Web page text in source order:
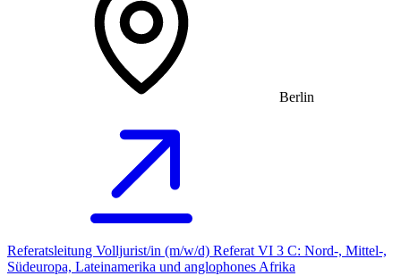
Berlin
Referatsleitung Volljurist/in (m/w/d) Referat VI 3 C: Nord-, Mittel-,
Südeuropa, Lateinamerika und anglophones Afrika